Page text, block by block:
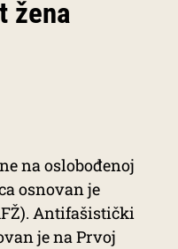
žena
na oslobođenoj
osnovan je
Antifašistički
je na Prvoj